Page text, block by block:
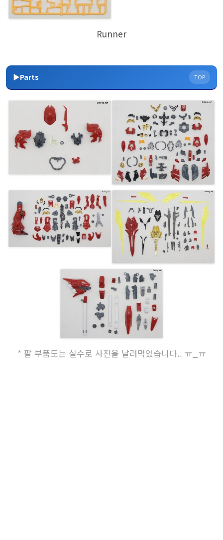
Runner
▶Parts TOP
* 팔 부품도는 실수로 사진을 날려먹었습니다.. ㅠ_ㅠ